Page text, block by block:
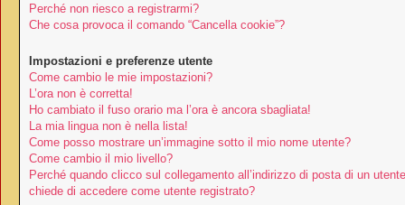
Perché non riesco a registrarmi?
Che cosa provoca il comando “Cancella cookie”?
Impostazioni e preferenze utente
Come cambio le mie impostazioni?
L’ora non è corretta!
Ho cambiato il fuso orario ma l’ora è ancora sbagliata!
La mia lingua non è nella lista!
Come posso mostrare un’immagine sotto il mio nome utente?
Come cambio il mio livello?
Perché quando clicco sul collegamento all’indirizzo di posta di un
chiede di accedere come utente registrato?